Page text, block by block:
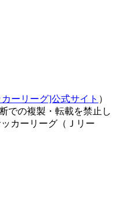
ーリーグ]公式サイト ）
での複製・転載を禁止し
カーリーグ（Ｊリー